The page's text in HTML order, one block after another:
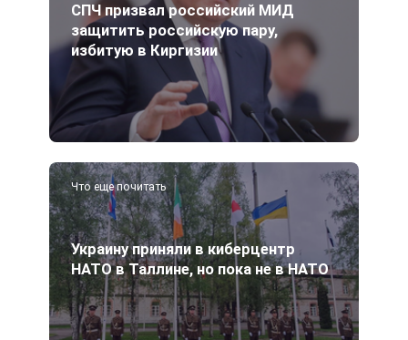
СПЧ призвал российский МИД
защитить российскую пару,
избитую в Киргизии
Что еще почитать
Украину приняли в киберцентр
НАТО в Таллине, но пока не в НАТО